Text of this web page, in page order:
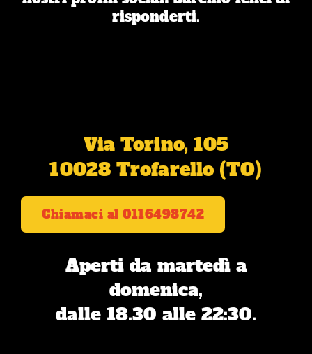
risponderti.
Via Torino, 105
10028 Trofarello (TO)
Chiamaci al 0116498742
Aperti da martedì a
domenica,
dalle 18.30 alle 22:30.